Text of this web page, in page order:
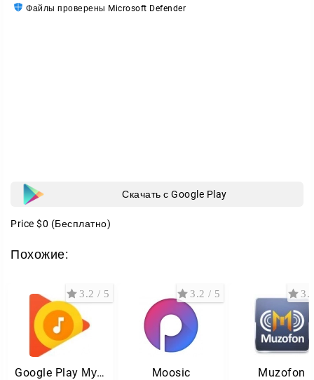
Файлы проверены Microsoft Defender
Скачать с Google Play
Price $0 (Бесплатно)
Похожие:
Google Play Музыка
3.2 / 5
Moosic
3.2 / 5
Muzofon